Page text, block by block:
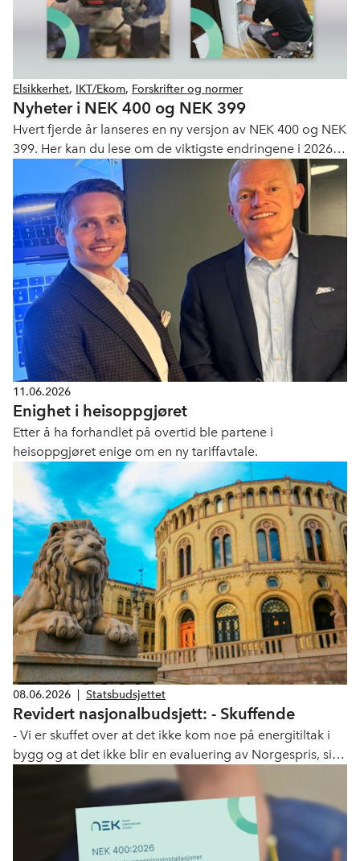
Elsikkerhet, IKT/Ekom, Forskrifter og normer
Nyheter i NEK 400 og NEK 399
Hvert fjerde år lanseres en ny versjon av NEK 400 og NEK
399. Her kan du lese om de viktigste endringene i 2026-
11.06.2026
Enighet i heisoppgjøret
Etter å ha forhandlet på overtid ble partene i
heisoppgjøret enige om en ny tariffavtale.
08.06.2026 Statsbudsjettet
Revidert nasjonalbudsjett: - Skuffende
- Vi er skuffet over at det ikke kom noe på energitiltak i
bygg og at det ikke blir en evaluering av Norgespris, sier